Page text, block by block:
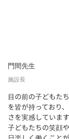
門間先生
施設長
目の前の子どもた
を皆が持っており
さを実感しています
子どもたちの笑顔